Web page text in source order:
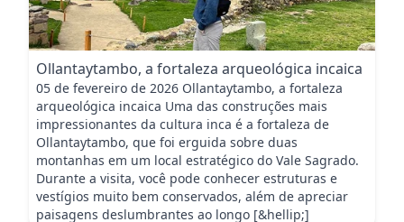
Ollantaytambo, a fortaleza arqueológica incaica
05 de fevereiro de 2026 Ollantaytambo, a fortaleza
arqueológica incaica Uma das construções mais
impressionantes da cultura inca é a fortaleza de
Ollantaytambo, que foi erguida sobre duas
montanhas em um local estratégico do Vale Sagrado.
Durante a visita, você pode conhecer estruturas e
vestígios muito bem conservados, além de apreciar
paisagens deslumbrantes ao longo [&hellip;]